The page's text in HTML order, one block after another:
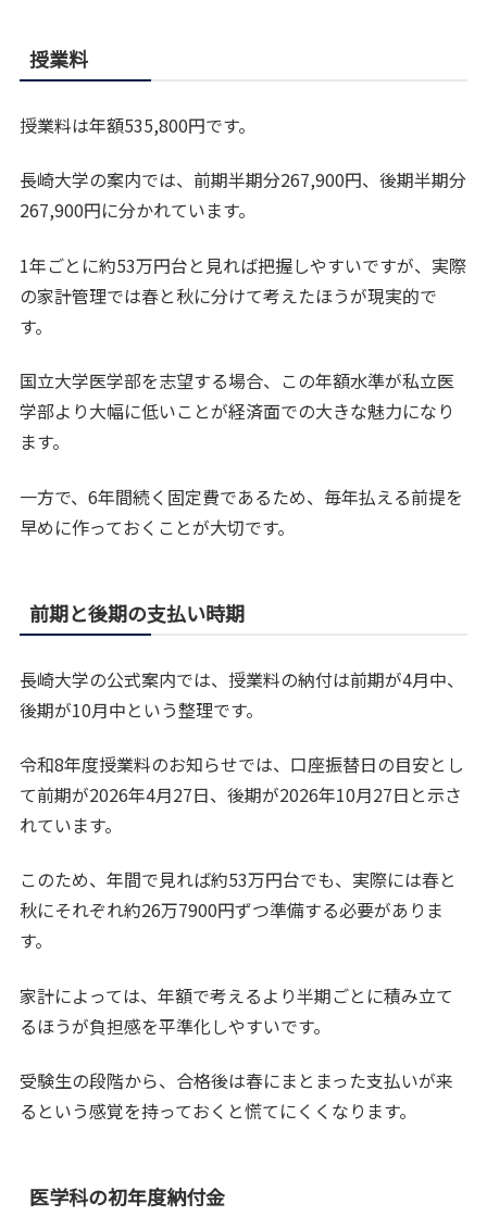
授業料
授業料は年額535,800円です。
長崎大学の案内では、前期半期分267,900円、後期半期分
267,900円に分かれています。
1年ごとに約53万円台と見れば把握しやすいですが、実際
の家計管理では春と秋に分けて考えたほうが現実的で
す。
国立大学医学部を志望する場合、この年額水準が私立医
学部より大幅に低いことが経済面での大きな魅力になり
ます。
一方で、6年間続く固定費であるため、毎年払える前提を
早めに作っておくことが大切です。
前期と後期の支払い時期
長崎大学の公式案内では、授業料の納付は前期が4月中、
後期が10月中という整理です。
令和8年度授業料のお知らせでは、口座振替日の目安とし
て前期が2026年4月27日、後期が2026年10月27日と示さ
れています。
このため、年間で見れば約53万円台でも、実際には春と
秋にそれぞれ約26万7900円ずつ準備する必要がありま
す。
家計によっては、年額で考えるより半期ごとに積み立て
るほうが負担感を平準化しやすいです。
受験生の段階から、合格後は春にまとまった支払いが来
るという感覚を持っておくと慌てにくくなります。
医学科の初年度納付金